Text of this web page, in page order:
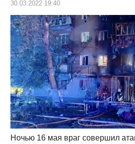
30.03.2022 19:40
Ночью 16 мая враг совершил